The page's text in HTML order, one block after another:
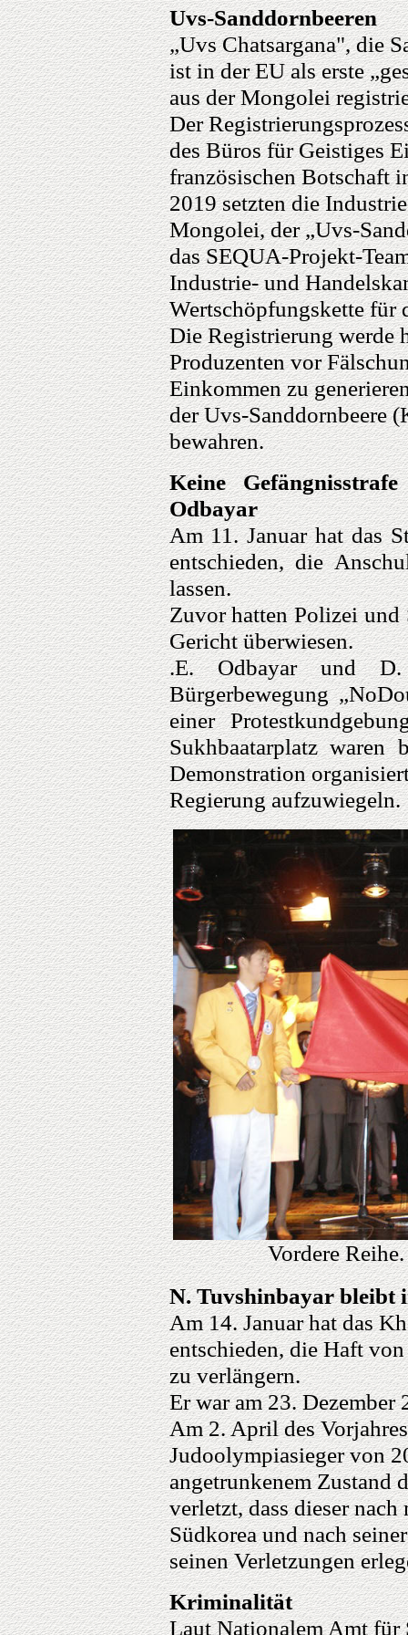
Uvs-Sanddornbeeren
„Uvs Chatsargana", die
ist in der EU als erste
aus der Mongolei
Der
des Büros für Geistiges
französischen Botschaft
2019 setzten die
Mongolei, der „Uvs-
das SEQUA-Projekt-
Industrie- und
Wertschöpfungskette für
Die Registrierung werde
Produzenten vor
Einkommen zu
der Uvs-Sanddornbeere
bewahren.
Keine
Odbayar
Am 11. Januar hat das
entschieden, die
lassen.
Zuvor hatten Polizei und
Gericht überwiesen.
.E. Odbayar und D.
Bürgerbewegung
einer
Sukhbaatarplatz waren
Demonstration
Regierung aufzuwiegeln.
Vordere
N. Tuvshinbayar bleibt
Am 14. Januar hat das
entschieden, die Haft
zu verlängern.
Er war am 23. Dezember
Am 2. April des
Judoolympiasieger von
angetrunkenem Zustand
verletzt, dass dieser
Südkorea und nach
seinen Verletzungen
Kriminalität
Laut Nationalem Amt für